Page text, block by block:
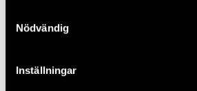
Nödvändig
Inställningar
2021
2020